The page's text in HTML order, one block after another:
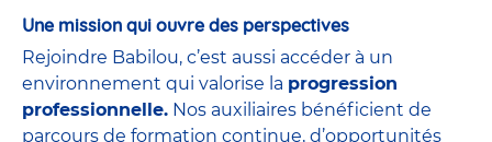
Une mission qui ouvre des perspectives
Rejoindre Babilou, c’est aussi accéder à un
environnement qui valorise la progression
professionnelle. Nos auxiliaires bénéficient de
parcours de formation continue, d’opportunités